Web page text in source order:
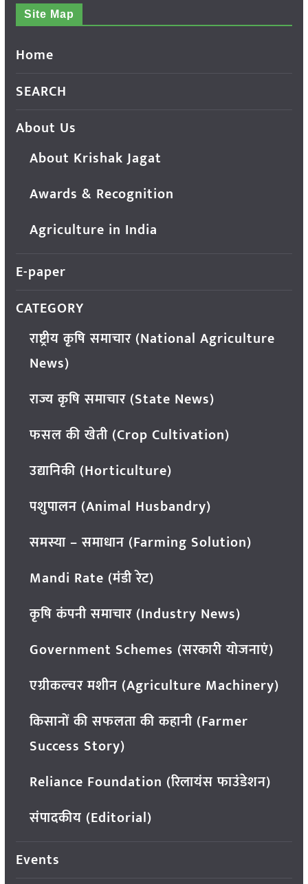
Site Map
Home
SEARCH
About Us
About Krishak Jagat
Awards & Recognition
Agriculture in India
E-paper
CATEGORY
राष्ट्रीय कृषि समाचार (National Agriculture
News)
राज्य कृषि समाचार (State News)
फसल की खेती (Crop Cultivation)
उद्यानिकी (Horticulture)
पशुपालन (Animal Husbandry)
समस्या – समाधान (Farming Solution)
Mandi Rate (मंडी रेट)
कृषि कंपनी समाचार (Industry News)
Government Schemes (सरकारी योजनाएं)
एग्रीकल्चर मशीन (Agriculture Machinery)
किसानों की सफलता की कहानी (Farmer
Success Story)
Reliance Foundation (रिलायंस फाउंडेशन)
संपादकीय (Editorial)
Events